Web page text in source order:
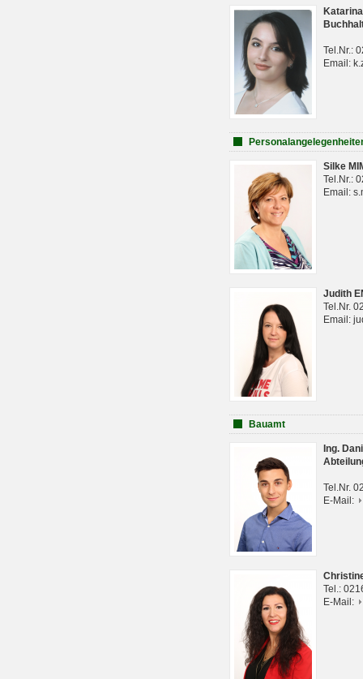
Tel.Nr.:
Email:
Silke
Tel.Nr.:
Email:
Judith
Tel.Nr.
Email:
Bauamt
Ing.
Tel.Nr.
E-Mail:
Tel.:
E-Mail: